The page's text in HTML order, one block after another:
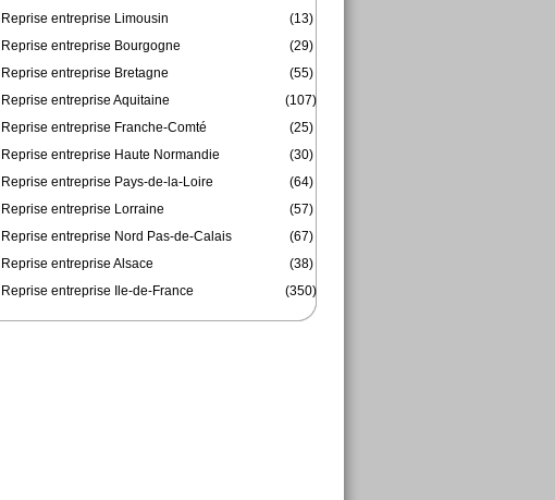
Reprise entreprise Limousin
(13)
Reprise entreprise Bourgogne
(29)
Reprise entreprise Bretagne
(55)
Reprise entreprise Aquitaine
(107)
Reprise entreprise Franche-Comté
(25)
Reprise entreprise Haute Normandie
(30)
Reprise entreprise Pays-de-la-Loire
(64)
Reprise entreprise Lorraine
(57)
Reprise entreprise Nord Pas-de-Calais
(67)
Reprise entreprise Alsace
(38)
Reprise entreprise Ile-de-France
(350)